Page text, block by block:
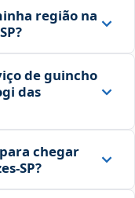
região na
de guincho
das
chegar